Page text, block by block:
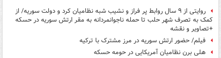
روایتی از ۹ سال روابط پر فراز و نشیب شبه نظامیان کرد و دولت سوریه/ از
کمک به تصرف شهر حلب تا حمله ناجوانمردانه به مقر ارتش سوریه در حسکه
+تصاویر و نقشه
فیلم/ حضور ارتش سوریه در مرز مشترک با ترکیه
هلی برن نظامیان آمریکایی در حومه حسکه